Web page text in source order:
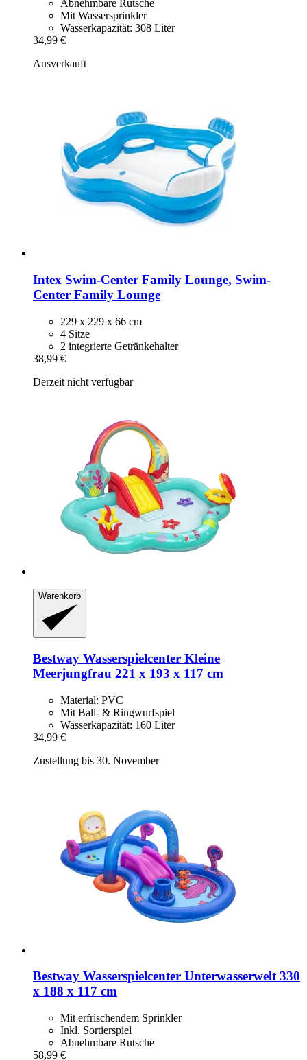
Abnehmbare Rutsche
Mit Wassersprinkler
Wasserkapazität: 308 Liter
34,99 €
Ausverkauft
Intex Swim-​Center Family Lounge, Swim-​
Center Family Lounge
229 x 229 x 66 cm
4 Sitze
2 integrierte Getränkehalter
38,99 €
Derzeit nicht verfügbar
Warenkorb
Bestway Wasserspielcenter Kleine
Meerjungfrau 221 x 193 x 117 cm
Material: PVC
Mit Ball- & Ringwurfspiel
Wasserkapazität: 160 Liter
34,99 €
Zustellung bis 30. November
Bestway Wasserspielcenter Unterwasserwelt 330
x 188 x 117 cm
Mit erfrischendem Sprinkler
Inkl. Sortierspiel
Abnehmbare Rutsche
58,99 €